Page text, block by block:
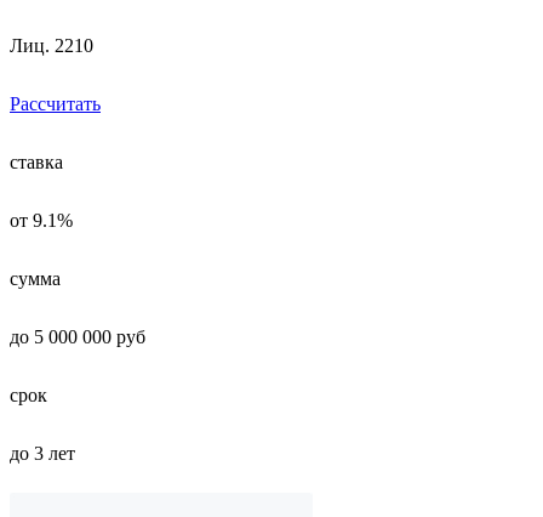
Лиц. 2210
Рассчитать
ставка
от 9.1%
сумма
до 5 000 000 руб
срок
до 3 лет